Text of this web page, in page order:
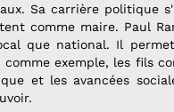
Sa carrière politique
comme maire. Paul
que national. Il
exemple, les fils
et les avancées